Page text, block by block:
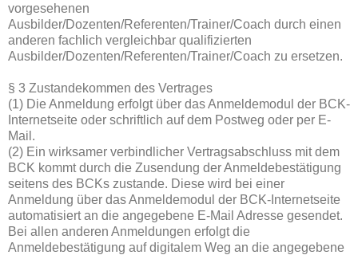
vorgesehenen
Ausbilder/Dozenten/Referenten/Trainer/Coach durch einen
anderen fachlich vergleichbar qualifizierten
Ausbilder/Dozenten/Referenten/Trainer/Coach zu ersetzen.
§ 3 Zustandekommen des Vertrages
(1) Die Anmeldung erfolgt über das Anmeldemodul der BCK-
Internetseite oder schriftlich auf dem Postweg oder per E-
Mail.
(2) Ein wirksamer verbindlicher Vertragsabschluss mit dem
BCK kommt durch die Zusendung der Anmeldebestätigung
seitens des BCKs zustande. Diese wird bei einer
Anmeldung über das Anmeldemodul der BCK-Internetseite
automatisiert an die angegebene E-Mail Adresse gesendet.
Bei allen anderen Anmeldungen erfolgt die
Anmeldebestätigung auf digitalem Weg an die angegebene